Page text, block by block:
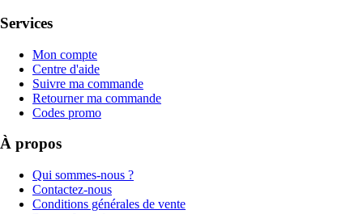
Services
Mon compte
Centre d'aide
Suivre ma commande
Retourner ma commande
Codes promo
À propos
Qui sommes-nous ?
Contactez-nous
Conditions générales de vente